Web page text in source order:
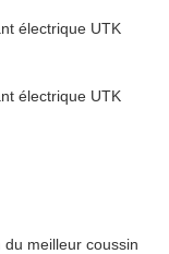
meilleur coussin